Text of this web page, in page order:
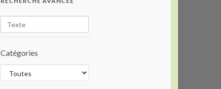
Catégories